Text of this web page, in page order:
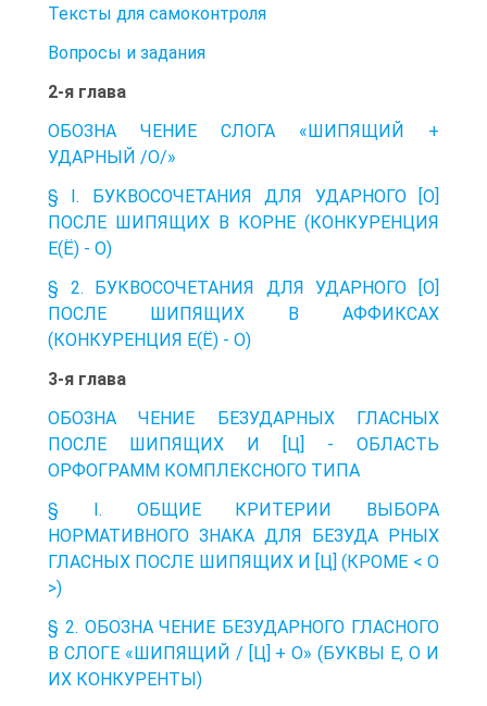
Тексты для самоконтроля
Вопросы и задания
2-я глава
ОБОЗНА ЧЕНИЕ СЛОГА «ШИПЯЩИЙ +
УДАРНЫЙ /О/»
§ I. БУКВОСОЧЕТАНИЯ ДЛЯ УДАРНОГО [О]
ПОСЛЕ ШИПЯЩИХ В КОРНЕ (КОНКУРЕНЦИЯ
Е(Ё) - О)
§ 2. БУКВОСОЧЕТАНИЯ ДЛЯ УДАРНОГО [О]
ПОСЛЕ ШИПЯЩИХ В АФФИКСАХ
(КОНКУРЕНЦИЯ Е(Ё) - О)
3-я глава
ОБОЗНА ЧЕНИЕ БЕЗУДАРНЫХ ГЛАСНЫХ
ПОСЛЕ ШИПЯЩИХ И [Ц] - ОБЛАСТЬ
ОРФОГРАММ КОМПЛЕКСНОГО ТИПА
§ I. ОБЩИЕ КРИТЕРИИ ВЫБОРА
НОРМАТИВНОГО ЗНАКА ДЛЯ БЕЗУДА РНЫХ
ГЛАСНЫХ ПОСЛЕ ШИПЯЩИХ И [Ц] (КРОМЕ < О
>)
§ 2. ОБОЗНА ЧЕНИЕ БЕЗУДАРНОГО ГЛАСНОГО
В СЛОГЕ «ШИПЯЩИЙ / [Ц] + О» (БУКВЫ Е, О И
ИХ КОНКУРЕНТЫ)